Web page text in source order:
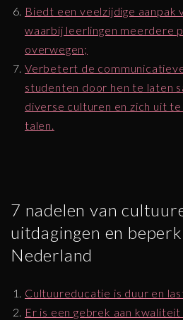
Biedt een veelzijdige aanpak
waarbij leerlingen meerdere
overwegen;
Verbetert de
studenten door hen te laten
diverse culturen en zich uit
talen.
7 nadelen van
uitdagingen en
Nederland
Cultuureducatie is duur en
Er is een gebrek aan